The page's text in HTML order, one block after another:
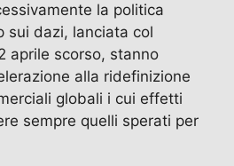
la politica
sui dazi, lanciata col
aprile scorso, stanno
alla ridefinizione
globali i cui effetti
sempre quelli sperati per